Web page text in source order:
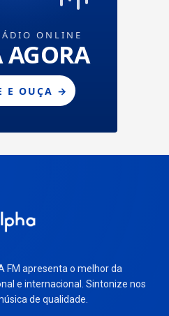
FM apresenta o melhor da
e internacional. Sintonize nos
de qualidade.